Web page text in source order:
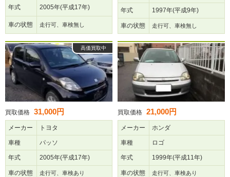
年式 2005年(平成17年)
車の状態 走行可、車検無し
年式 1997年(平成9年)
車の状態 走行可、車検無し
高価買取中
買取価格 31,000円
メーカー トヨタ
車種 パッソ
年式 2005年(平成17年)
車の状態 走行可、車検あり
買取価格 21,000円
メーカー ホンダ
車種 ロゴ
年式 1999年(平成11年)
車の状態 走行可、車検あり